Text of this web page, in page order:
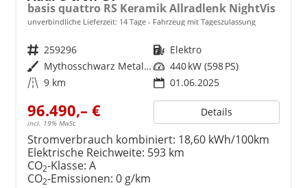
basis quattro RS Keramik Allradlenk NightVis
unverbindliche Lieferzeit: 14 Tage Fahrzeug mit Tageszulassung
Fahrzeugnr. 259296 Kraftstoff Elektro
Außenfarbe
Mythosschwarz Metallic Leistung 440 kW (598 PS)
Kilometerstand 9 km 01.06.2025
96.490,– €
incl. 19% MwSt.
Details
Stromverbrauch kombiniert: 18,60 kWh/100km
Elektrische Reichweite: 593 km
CO2-Klasse: A
CO2-Emissionen: 0 g/km